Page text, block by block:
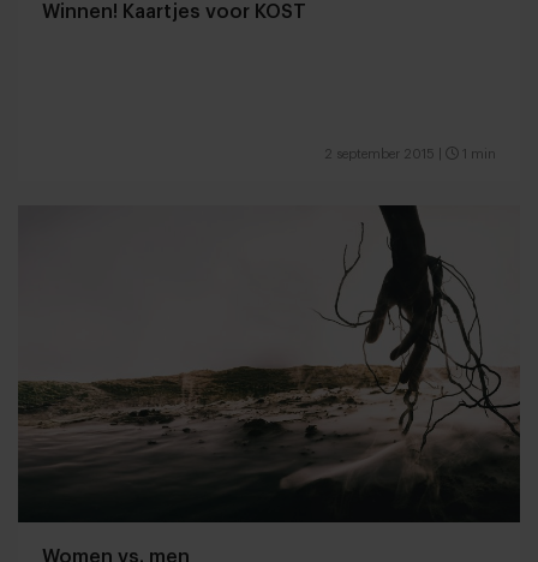
Winnen! Kaartjes voor KOST
2 september 2015 1 min
Women vs. men